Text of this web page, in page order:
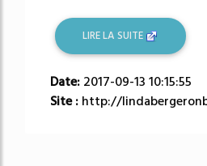
LIRE LA SUITE
Date: 2017-09-13 10:15:55
Site : http://